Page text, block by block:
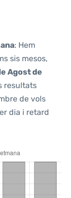
: Hem
sis mesos,
Agost de
resultats
de vols
dia i retard